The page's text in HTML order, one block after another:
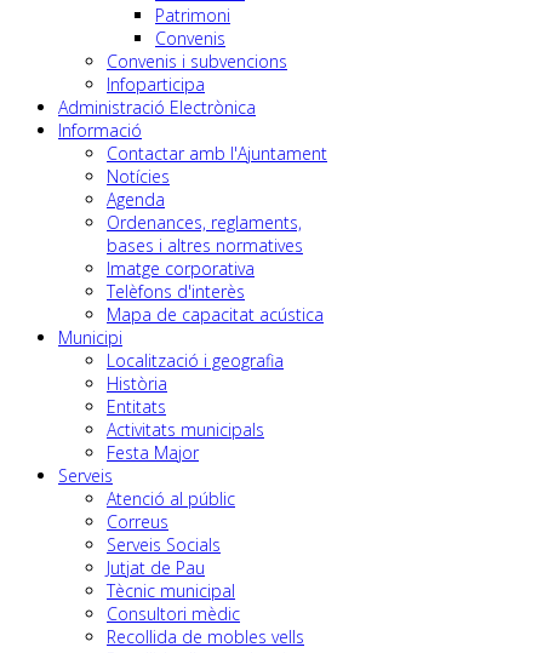
Patrimoni
Convenis
Convenis i subvencions
Infoparticipa
Administració Electrònica
Informació
Contactar amb l'Ajuntament
Notícies
Agenda
Ordenances, reglaments,
bases i altres normatives
Imatge corporativa
Telèfons d'interès
Mapa de capacitat acústica
Municipi
Localització i geografia
Història
Entitats
Activitats municipals
Festa Major
Serveis
Atenció al públic
Correus
Serveis Socials
Jutjat de Pau
Tècnic municipal
Consultori mèdic
Recollida de mobles vells